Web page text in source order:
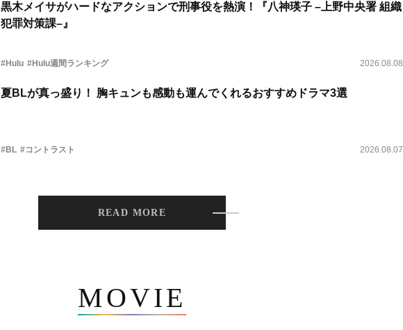
黒木メイサがハードなアクションで刑事役を熱演！『八神瑛子 –上野中央署 組織
犯罪対策課–』
#Hulu #Hulu週間ランキング 2026.08.08
夏BLが真っ盛り！ 胸キュンも感動も運んでくれるおすすめドラマ3選
#BL #コントラスト 2026.08.07
READ MORE
MOVIE